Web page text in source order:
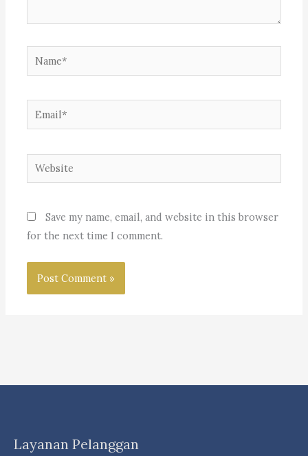
Name*
Email*
Website
Save my name, email, and website in this browser
for the next time I comment.
Layanan Pelanggan